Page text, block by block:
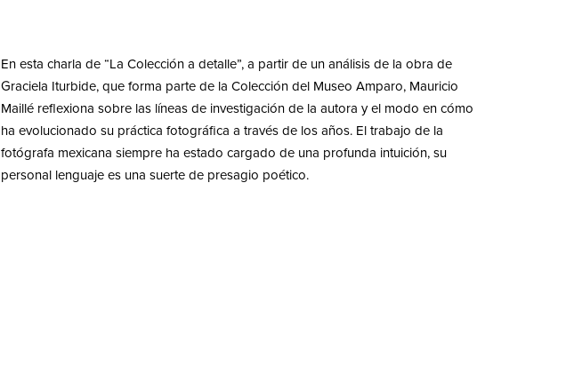
En esta charla de “La Colección a detalle”, a partir de un análisis de la obra de
Graciela Iturbide, que forma parte de la Colección del Museo Amparo, Mauricio
Maillé reflexiona sobre las líneas de investigación de la autora y el modo en cómo
ha evolucionado su práctica fotográfica a través de los años. El trabajo de la
fotógrafa mexicana siempre ha estado cargado de una profunda intuición, su
personal lenguaje es una suerte de presagio poético.